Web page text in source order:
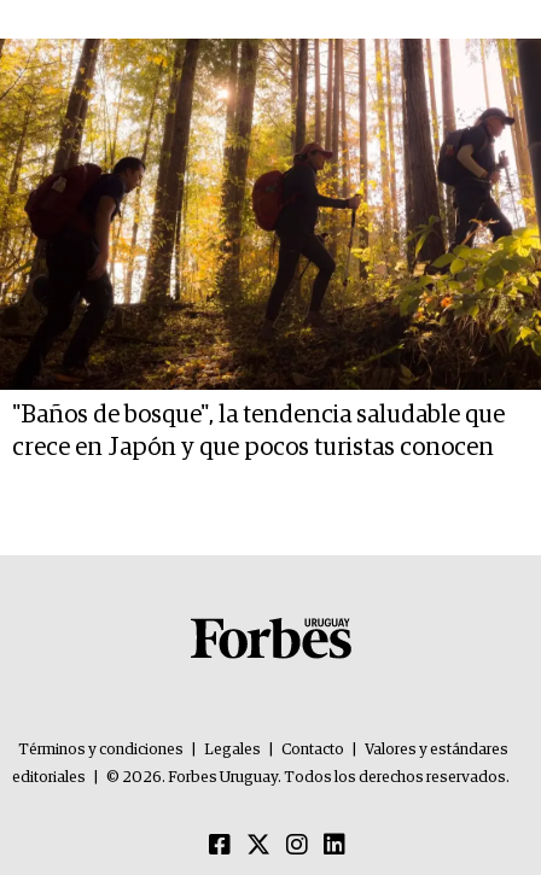
"Baños de bosque", la tendencia saludable que
crece en Japón y que pocos turistas conocen
Términos y condiciones Legales Contacto
Valores y estándares
editoriales
© 2026. Forbes Uruguay. Todos los derechos reservados.